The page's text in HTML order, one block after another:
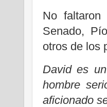
No faltaron
Senado,
otros de los
David es
hombre
aficionado